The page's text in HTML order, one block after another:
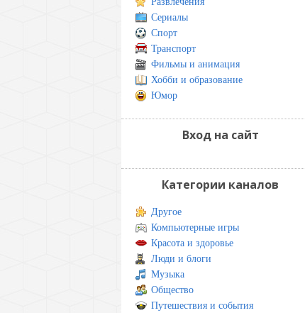
Сериалы
Спорт
Транспорт
Фильмы и анимация
Хобби и образование
Юмор
Вход на сайт
Категории каналов
Другое
Компьютерные игры
Красота и здоровье
Люди и блоги
Музыка
Общество
Путешествия и события